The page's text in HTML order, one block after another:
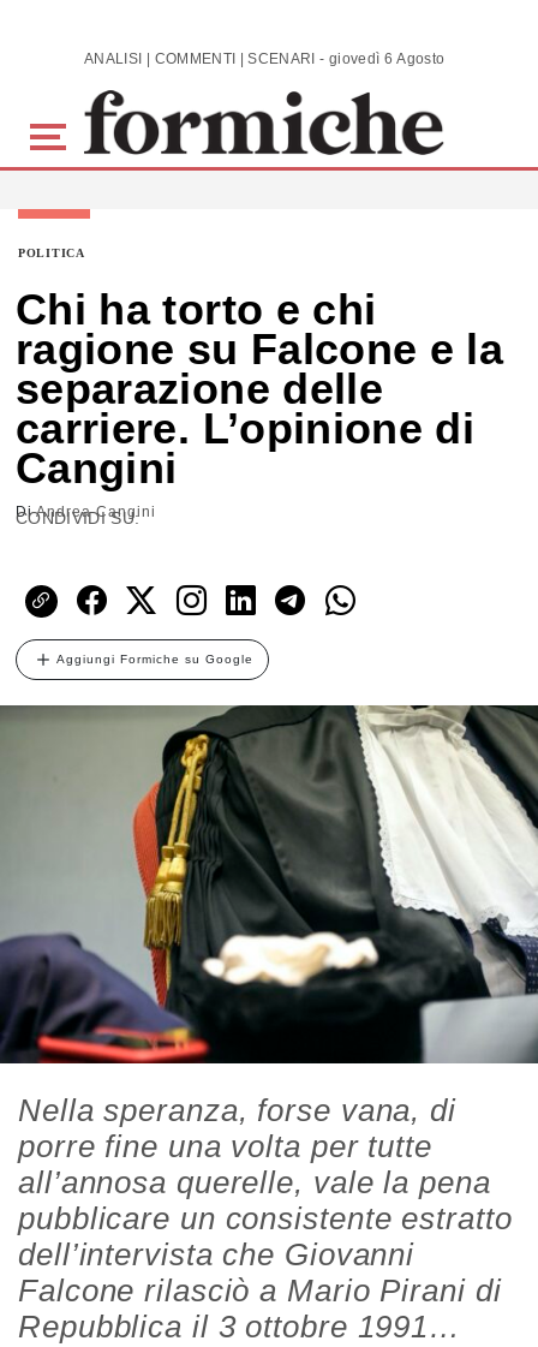
Skip to main content ANALISI | COMMENTI | SCENARI - giovedì 6 Agosto 2026
POLITICA
Chi ha torto e chi
ragione su Falcone e la
separazione delle
carriere. L’opinione di
Cangini
DiAndrea Cangini
CONDIVIDI SU:
Aggiungi Formiche su Google
Nella speranza, forse vana, di
porre fine una volta per tutte
all’annosa querelle, vale la pena
pubblicare un consistente estratto
dell’intervista che Giovanni
Falcone rilasciò a Mario Pirani di
Repubblica il 3 ottobre 1991…